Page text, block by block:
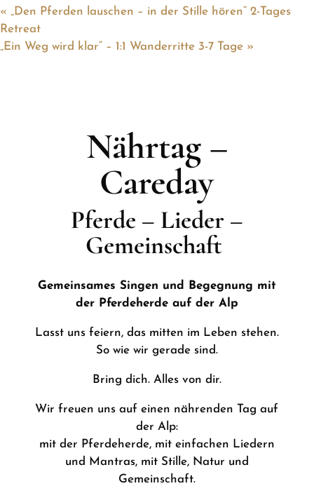
« „Den Pferden lauschen – in der Stille hören“ 2-Tages
Retreat
„Ein Weg wird klar“ – 1:1 Wanderritte 3-7 Tage »
Nährtag –
Careday
Pferde – Lieder –
Gemeinschaft
Gemeinsames Singen und Begegnung mit
der Pferdeherde auf der Alp
Lasst uns feiern, das mitten im Leben stehen.
So wie wir gerade sind.
Bring dich. Alles von dir.
Wir freuen uns auf einen nährenden Tag auf
der Alp:
mit der Pferdeherde, mit einfachen Liedern
und Mantras, mit Stille, Natur und
Gemeinschaft.